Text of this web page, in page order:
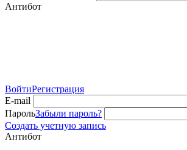
Антибот
ВойтиРегистрация
E-mail
ПарольЗабыли пароль?
Создать учетную запись
Антибот